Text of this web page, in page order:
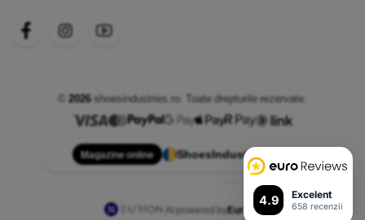
4.9 Excelent
658 recenzii
2026shoesindustries.ro. Toate drepturile rezervate.
Magazine online ShoesIndustries.ro
AI powered byEurion